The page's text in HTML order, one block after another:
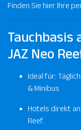
Finden Sie hier Ihre
Tauchbasis
JAZ Neo
Ideal für:
& Minibus
Hotels direkt an
Reef.